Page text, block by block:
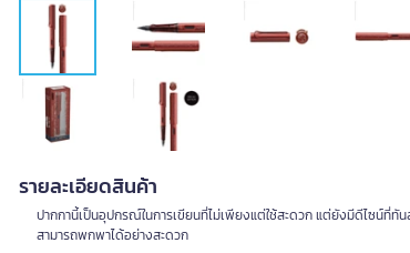
รายละเอียดสินค้า
ปากกานี้เป็นอุปกรณ์ในการเขียนที่ไม่เพียงแต่ใช้สะดวก แต่ยังมีดีไซน์ที่
สามารถพกพาได้อย่างสะดวก